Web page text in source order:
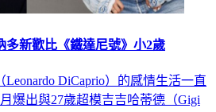
多新歡比《鐵達尼號》小2歲
DiCaprio）的感情生活一直
爆出與27歲超模吉吉哈蒂德（Gigi